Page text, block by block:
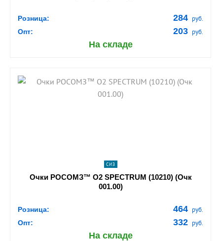
Розница: 284 руб.
Опт: 203 руб.
На складе
shopping_cart В КОРЗИНУ
СИЗ
Очки РОСОМЗ™ О2 SPECTRUM (10210) (Очк
001.00)
Розница: 464 руб.
Опт: 332 руб.
На складе